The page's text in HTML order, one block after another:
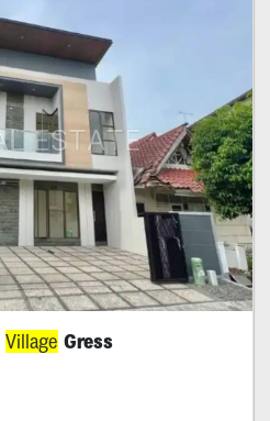
Village Gress